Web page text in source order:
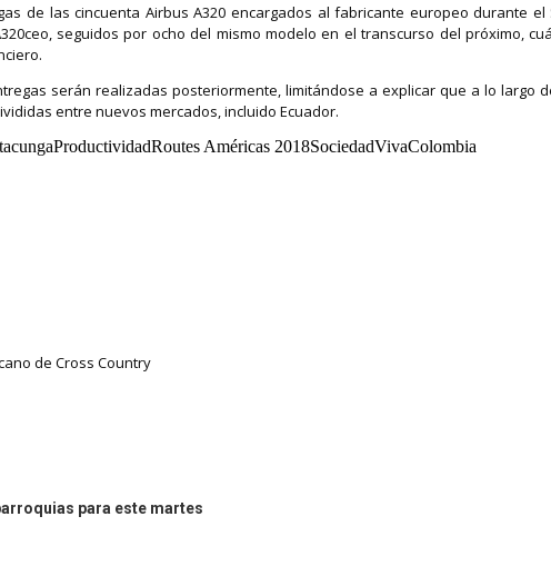
de las cincuenta Airbus A320 encargados al fabricante europeo durante
seguidos por ocho del mismo modelo en el transcurso del próximo,
serán realizadas posteriormente, limitándose a explicar que a lo largo
entre nuevos mercados, incluido Ecuador.
Américas 2018SociedadVivaColombia
de Cross Country
para este martes